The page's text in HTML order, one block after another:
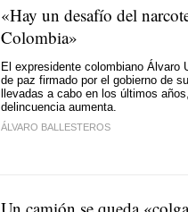
«Hay un desafío del
Colombia»
El expresidente colombiano Álvaro
de paz firmado por el gobierno de
llevadas a cabo en los últimos
delincuencia aumenta.
ÁLVARO BALLESTEROS